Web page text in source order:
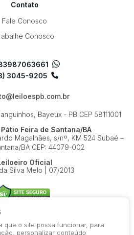
Contato
Fale Conosco
Conosco
3045-9205
Bayeux - PB CEP 58111001
Pátio Feira de Santana/BA
Magalhães, s/nº, KM 524Subaé –
BA CEP: 44079-002
Oficial
Silva Melo | 07/2013
Todos os direitos reservados
que o site possa funcionar, para
personalizar conteúdo